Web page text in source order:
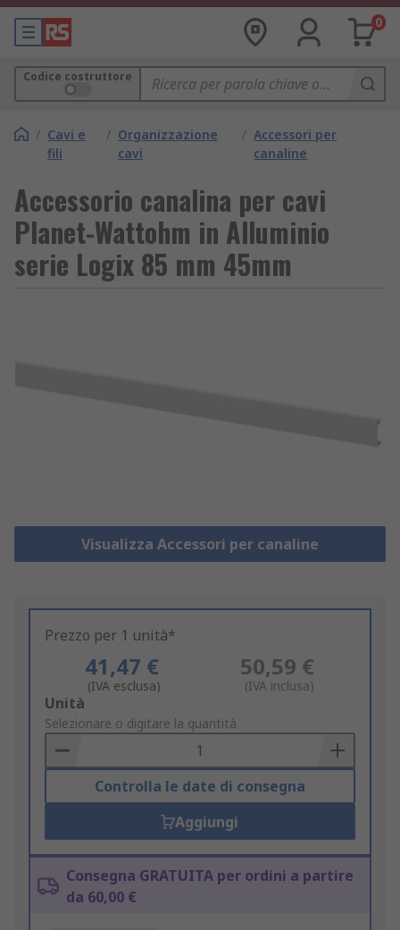
0
Codice costruttore
/ Cavi e
fili
/ Organizzazione
cavi
/ Accessori per
canaline
Accessorio canalina per cavi
Planet-Wattohm in Alluminio
serie Logix 85 mm 45mm
Visualizza Accessori per canaline
Prezzo per 1 unità*
41,47 €
(IVA esclusa)
50,59 €
(IVA inclusa)
Add
to
Basket
Unità
Selezionare o digitare la quantità
Controlla le date di consegna
Aggiungi
Consegna GRATUITA per ordini a partire
da 60,00 €